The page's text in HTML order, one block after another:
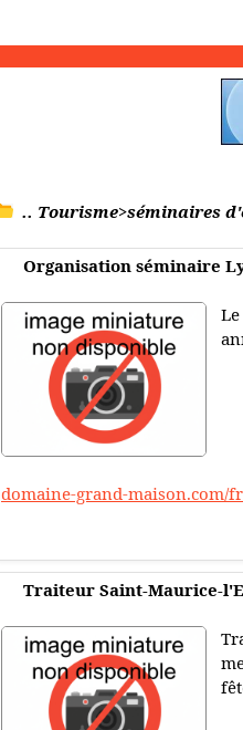
.. Tourisme>séminaires
Organisation séminaire
domaine-grand-maison.com/
Traiteur Saint-Maurice-